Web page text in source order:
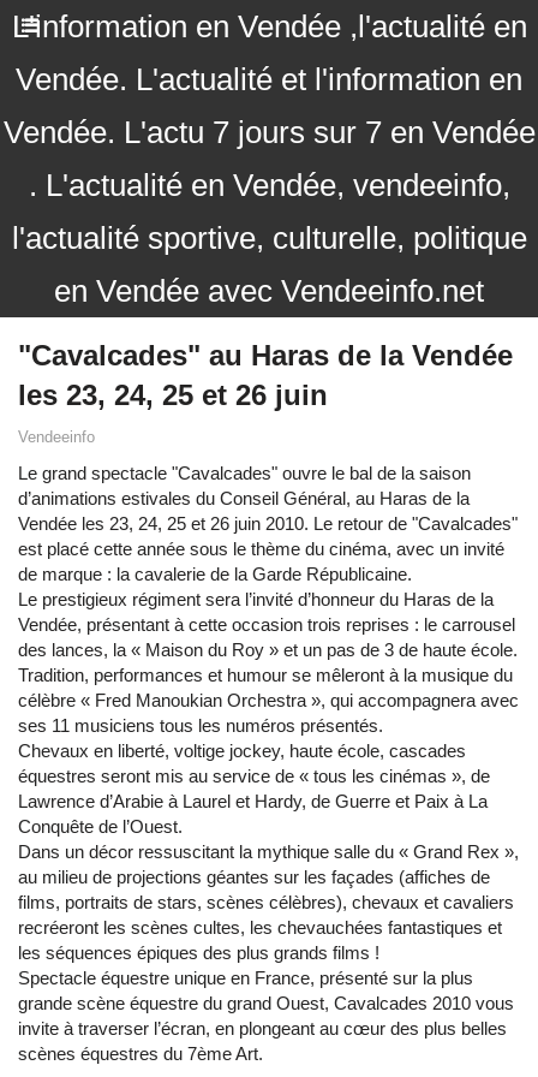
L'information en Vendée ,l'actualité en
Vendée. L'actualité et l'information en
Vendée. L'actu 7 jours sur 7 en Vendée
. L'actualité en Vendée, vendeeinfo,
l'actualité sportive, culturelle, politique
en Vendée avec Vendeeinfo.net
"Cavalcades" au Haras de la Vendée
les 23, 24, 25 et 26 juin
Vendeeinfo
Le grand spectacle "Cavalcades" ouvre le bal de la saison
d’animations estivales du Conseil Général, au Haras de la
Vendée les 23, 24, 25 et 26 juin 2010. Le retour de "Cavalcades"
est placé cette année sous le thème du cinéma, avec un invité
de marque : la cavalerie de la Garde Républicaine.
Le prestigieux régiment sera l’invité d’honneur du Haras de la
Vendée, présentant à cette occasion trois reprises : le carrousel
des lances, la « Maison du Roy » et un pas de 3 de haute école.
Tradition, performances et humour se mêleront à la musique du
célèbre « Fred Manoukian Orchestra », qui accompagnera avec
ses 11 musiciens tous les numéros présentés.
Chevaux en liberté, voltige jockey, haute école, cascades
équestres seront mis au service de « tous les cinémas », de
Lawrence d’Arabie à Laurel et Hardy, de Guerre et Paix à La
Conquête de l’Ouest.
Dans un décor ressuscitant la mythique salle du « Grand Rex »,
au milieu de projections géantes sur les façades (affiches de
films, portraits de stars, scènes célèbres), chevaux et cavaliers
recréeront les scènes cultes, les chevauchées fantastiques et
les séquences épiques des plus grands films !
Spectacle équestre unique en France, présenté sur la plus
grande scène équestre du grand Ouest, Cavalcades 2010 vous
invite à traverser l’écran, en plongeant au cœur des plus belles
scènes équestres du 7ème Art.